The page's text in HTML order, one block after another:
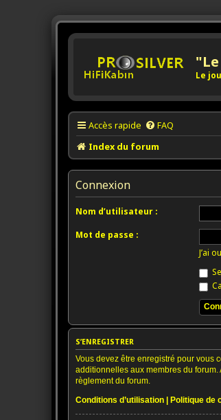
Le
Accès rapide FAQ
Index du forum
Connexion
Nom d’utilisateur :
Mot de passe :
J’ai
S’ENREGISTRER
Vous devez être enregistré pour vous
additionnelles aux membres du
règlement du forum.
Conditions d’utilisation| Politique de